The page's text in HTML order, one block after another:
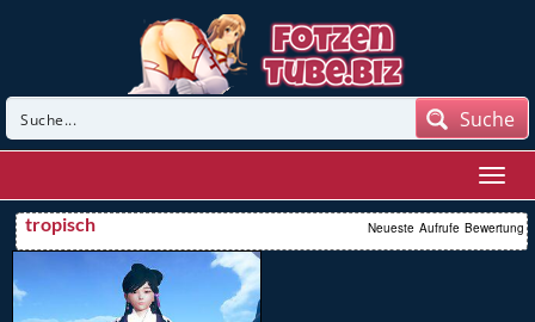
Suche
tropisch Neueste Aufrufe Bewertung